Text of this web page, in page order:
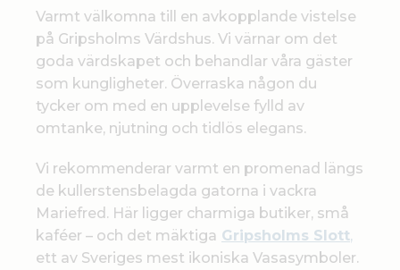
Varmt välkomna till en avkopplande vistelse
på Gripsholms Värdshus. Vi värnar om det
goda värdskapet och behandlar våra gäster
som kungligheter. Överraska någon du
tycker om med en upplevelse fylld av
omtanke, njutning och tidlös elegans.
Vi rekommenderar varmt en promenad längs
de kullerstensbelagda gatorna i vackra
Mariefred. Här ligger charmiga butiker, små
kaféer – och det mäktiga Gripsholms Slott,
ett av Sveriges mest ikoniska Vasasymboler.